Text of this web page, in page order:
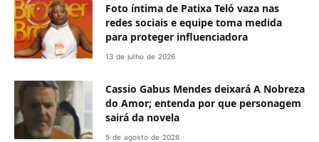
Foto íntima de Patixa Teló vaza nas
redes sociais e equipe toma medida
para proteger influenciadora
13 de julho de 2026
Cassio Gabus Mendes deixará A Nobreza
do Amor; entenda por que personagem
sairá da novela
5 de agosto de 2026